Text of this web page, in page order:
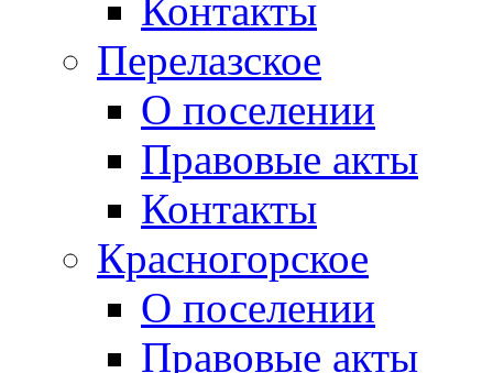
Контакты
Перелазское
О поселении
Правовые акты
Контакты
Красногорское
О поселении
Правовые акты